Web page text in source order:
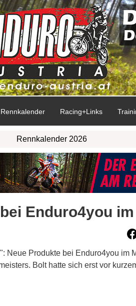
Rennkalender Racing+Links
Rennkalender 2026
Enduro4you
Neue Produkte bei Enduro4you im
Bolt hatte sich erst vor